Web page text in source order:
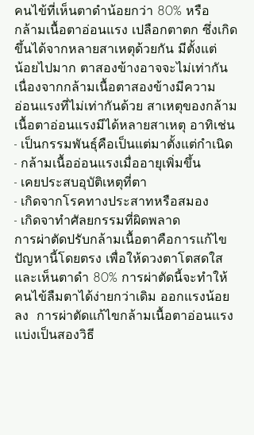
คนไข้ที่เห็นตาดำน้อยกว่า 80% หรือ
กล้ามเนื้อตาอ่อนแรง เปลือกตาตก ซึ่งเกิด
ขึ้นได้จากหลายสาเหตุด้วยกัน มีตั้งแต่
น้อยไปมาก ตาสองข้างอาจจะไม่เท่ากัน
เนื่องจากกล้ามเนื้อตาสองข้างมีความ
อ่อนแรงที่ไม่เท่ากันด้วย สาเหตุของกล้าม
เนื้อตาอ่อนแรงมีได้หลายสาเหตุ อาทิเช่น
- เป็นกรรมพันธุ์คือเป็นแต่มาตั้งแต่กำเนิด
- กล้ามเนื้ออ่อนแรงเมื่ออายุเพิ่มขึ้น
- เคยประสบอุบัติเหตุที่ตา
- เกิดจากโรคทางประสาทหรือสมอง
- เกิดจาทำศัลยกรรมที่ผิดพลาด
การผ่าตัดปรับกล้ามเนื้อตาคือการแก้ไข
ปัญหานี้โดยตรง เพื่อให้ดวงตาโตสดใส
และเห็นตาดำ 80% การผ่าตัดนี้จะทำให้
คนไข้ลืมตาได้ง่ายกว่าเดิม ออกแรงน้อย
ลง  การผ่าตัดแก้ไขกล้ามเนื้อตาอ่อนแรง
แบ่งเป็นสองวิธี